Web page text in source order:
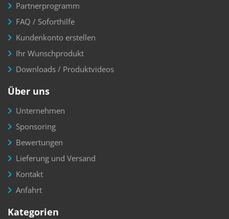
Partnerprogramm
FAQ / Soforthilfe
Kundenkonto erstellen
Ihr Wunschprodukt
Downloads / Produktvideos
Über uns
Unternehmen
Sponsoring
Bewertungen
Lieferung und Versand
Kontakt
Anfahrt
Kategorien